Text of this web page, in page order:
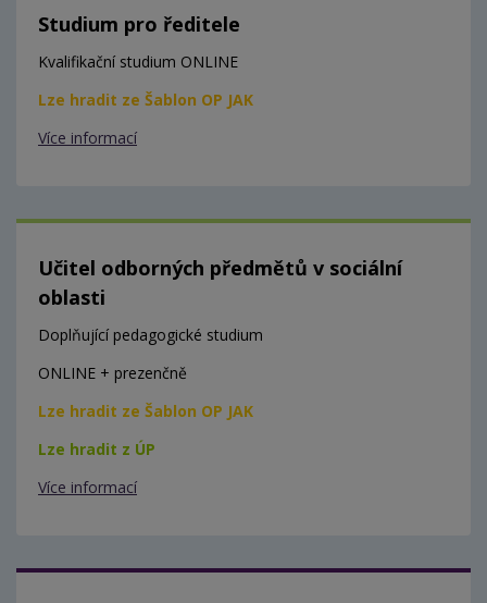
Studium pro ředitele
Kvalifikační studium ONLINE
Lze hradit ze Šablon OP JAK
Více informací
Učitel odborných předmětů v sociální
oblasti
Doplňující pedagogické studium
ONLINE + prezenčně
Lze hradit ze Šablon OP JAK
Lze hradit z ÚP
Více informací